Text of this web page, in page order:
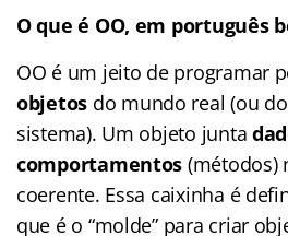
O que é OO, em português
OO é um jeito de programar
objetos do mundo real (ou
sistema). Um objeto junta
comportamentos (métodos)
coerente. Essa caixinha é
que é o “molde” para criar